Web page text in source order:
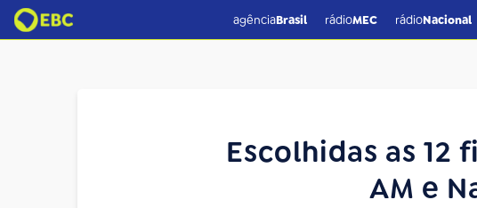
agênciaBrasil rádioMEC rádioNacional
Escolhidas as 12
AM e